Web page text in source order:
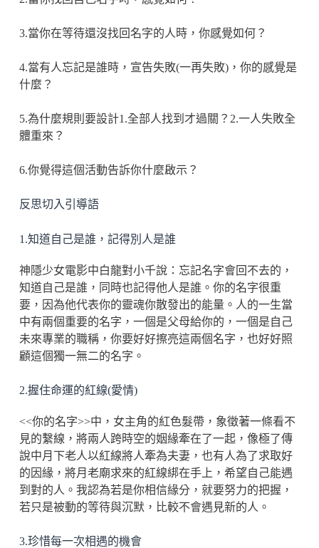
3.當你在等待還沒找回名字的人時，你感覺如何？
4.當有人忘記是誰時，宣告失敗(一再失敗)，你的感覺是
什麼？
5.為什麼規則要設計1.全部人找到才過關？2.一人失敗全
體重來？
6.你覺得這個活動告訴你什麼啟示？
反思切入引導語
1.知道自己是誰，記得別人是誰
神隱少女電影中白龍對小千說：忘記名字會回不去的，
知道自己是誰，同時也記得他人是誰。你的名字很重
要，因為他代表你的靈魂你散發出的能量。人的一生當
中有兩個重要的名字，一個是父母給你的，一個是自己
未來專業的職稱，你要好好擦亮這兩個名字，也好好照
顧這個獨一無二的名字。
2.握住命運的紅線(愛情)
<<你的名字>>中，女主角的紅色髮帶，象徵著一條看不
見的繫線，將兩人跨時空的姻緣牽在了一起，像極了傳
說中月下老人以紅線將人牽為夫妻，也有人為了求取好
的因緣，將月老廟求來的紅線綁在手上，希望自己能遇
到對的人。我認為若是你相信緣分，就要努力的把握，
若只是被動的等待與沉默，比較不會遇見新的人。
3.珍惜每一次相遇的機會